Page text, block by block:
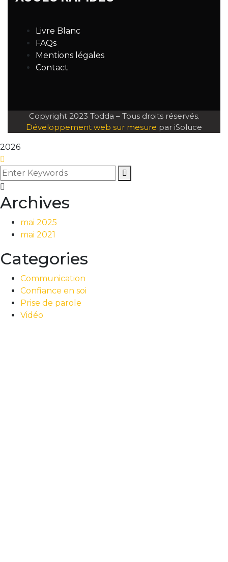
Livre Blanc
FAQs
Mentions légales
Contact
Copyright 2023 Todda – Tous droits réservés.
Développement web sur mesure par iSoluce
2026
Archives
mai 2025
mai 2021
Categories
Communication
Confiance en soi
Prise de parole
Vidéo